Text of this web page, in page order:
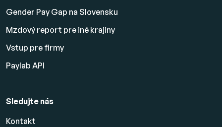
Gender Pay Gap na Slovensku
Mzdový report pre iné krajiny
Vstup pre firmy
Paylab API
Sledujte nás
Kontakt